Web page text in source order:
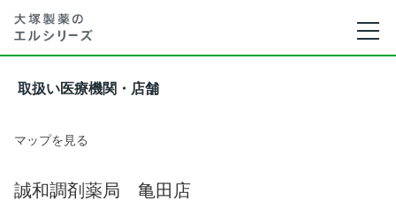
取扱い医療機関・店舗
マップを見る
誠和調剤薬局 亀田店